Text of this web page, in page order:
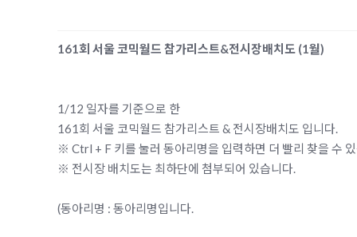
161회 서울 코믹월드 참가리스트&전시장배치도 (1월)
1/12 일자를 기준으로 한
161회 서울 코믹월드 참가리스트 & 전시장배치도 입니다.
※ Ctrl + F 키를 눌러 동아리명을 입력하면 더 빨리 찾을 수
※ 전시장 배치도는 최하단에 첨부되어 있습니다.
(동아리명 : 동아리명입니다.